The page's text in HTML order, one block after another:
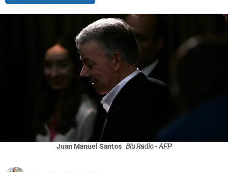
Juan Manuel Santos Blu Radio - AFP